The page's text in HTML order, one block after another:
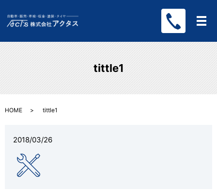
メ
tittle1
HOME tittle1
2018/03/26